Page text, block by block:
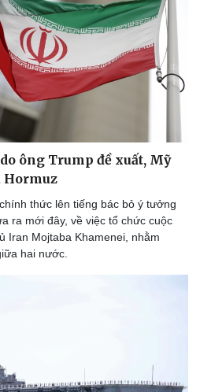
Ô tô - Xe máy
ông Trump đề xuất, Mỹ
Hormuz
thức lên tiếng bác bỏ ý tưởng
ra mới đây, về việc tổ chức cuộc
Iran Mojtaba Khamenei, nhằm
hai nước.